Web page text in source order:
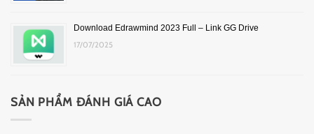
Download Edrawmind 2023 Full – Link GG Drive
17/07/2025
SẢN PHẨM ĐÁNH GIÁ CAO